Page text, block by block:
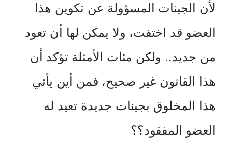
لأن الجينات المسؤولة عن تكوين هذا
العضو قد اختفت، ولا يمكن لها أن تعود
من جديد.. ولكن مئات الأمثلة تؤكد أن
هذا القانون غير صحيح، فمن أين يأتي
هذا المخلوق بجينات جديدة تعيد له
العضو المفقود؟؟